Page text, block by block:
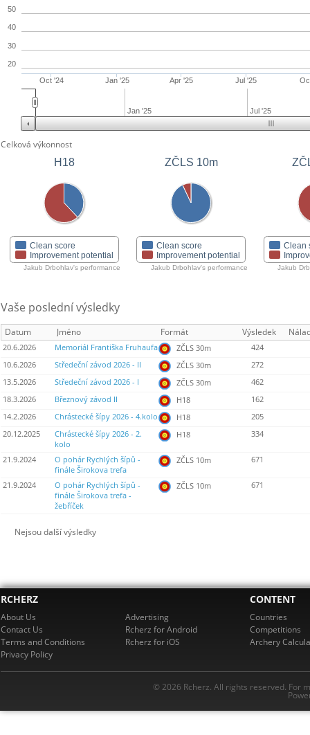
Oct '24 Jan '25 Apr '25 Jul '25
20
30
40
50
Jan '25 Jul '25
Celková výkonnost
H18
Clean score
Improvement potential
Jakub Drbohlav's performance
ZČLS 10m
Clean score
Improvement potential
Jakub Drbohlav's performance
Clean
Jakub
Vaše poslední výsledky
Datum Jméno Formát Výsledek
20.6.2026 Memoriál Františka Fruhaufa ZČLS 30m
424
10.6.2026
Středeční závod 2026 - II ZČLS 30m
272
13.5.2026
Středeční závod 2026 - I ZČLS 30m
462
18.3.2026
Březnový závod II H18
162
14.2.2026
Chrástecké šípy 2026 - 4.kolo H18
205
20.12.2025
Chrástecké šípy 2026 - 2.
kolo
H18 334
21.9.2024
O pohár Rychlých šípů -
finále Širokova trefa
ZČLS 10m 671
21.9.2024
O pohár Rychlých šípů -
finále Širokova trefa -
žebříček
ZČLS 10m 671
Nejsou další výsledky
RCHERZ
About Us
Contact Us
Terms and Conditions
Privacy Policy
Advertising
Rcherz for Android
Rcherz for iOS
CONTENT
Countries
Competitions
Archery
© 2026 Rcherz. All rights reserved. For